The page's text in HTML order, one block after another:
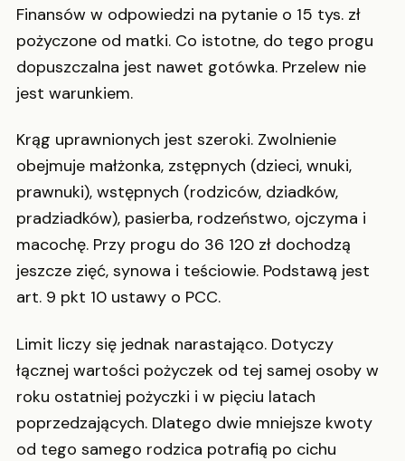
Finansów w odpowiedzi na pytanie o 15 tys. zł
pożyczone od matki. Co istotne, do tego progu
dopuszczalna jest nawet gotówka. Przelew nie
jest warunkiem.
Krąg uprawnionych jest szeroki. Zwolnienie
obejmuje małżonka, zstępnych (dzieci, wnuki,
prawnuki), wstępnych (rodziców, dziadków,
pradziadków), pasierba, rodzeństwo, ojczyma i
macochę. Przy progu do 36 120 zł dochodzą
jeszcze zięć, synowa i teściowie. Podstawą jest
art. 9 pkt 10 ustawy o PCC.
Limit liczy się jednak narastająco. Dotyczy
łącznej wartości pożyczek od tej samej osoby w
roku ostatniej pożyczki i w pięciu latach
poprzedzających. Dlatego dwie mniejsze kwoty
od tego samego rodzica potrafią po cichu